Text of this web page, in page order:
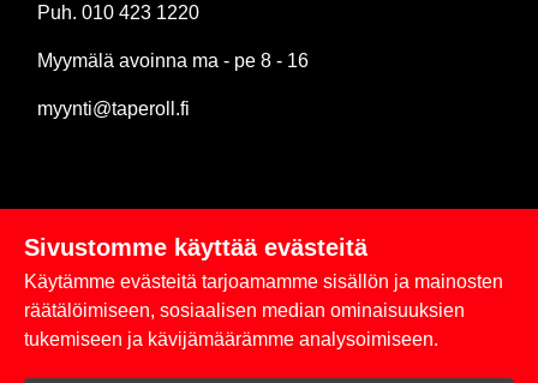
Puh. 010 423 1220
Myymälä avoinna ma - pe 8 - 16
myynti@taperoll.fi
Linkit
Rekisteriseloste
Sivustomme käyttää evästeitä
Käytämme evästeitä tarjoamamme sisällön ja mainosten
räätälöimiseen, sosiaalisen median ominaisuuksien
tukemiseen ja kävijämäärämme analysoimiseen.